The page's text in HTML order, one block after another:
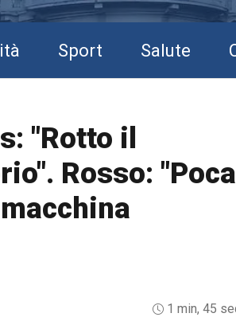
Sport Salute
"Rotto il
Rosso: "Poca
1 min, 45